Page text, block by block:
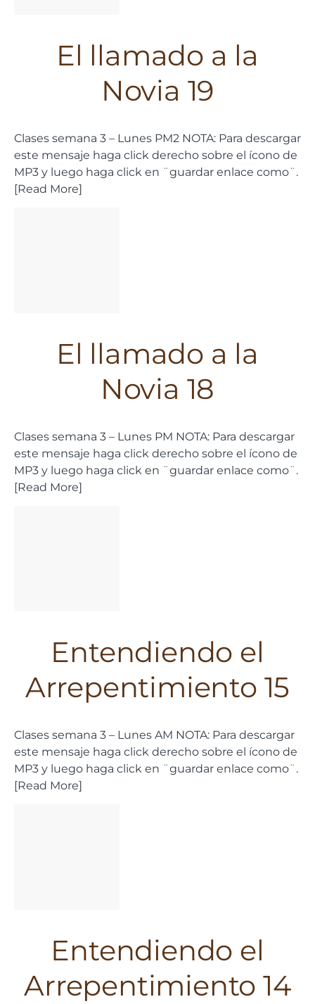
El llamado a la
Novia 19
Clases semana 3 – Lunes PM2 NOTA: Para descargar
este mensaje haga click derecho sobre el ícono de
MP3 y luego haga click en ¨guardar enlace como¨.
[Read More]
El llamado a la
Novia 18
Clases semana 3 – Lunes PM NOTA: Para descargar
este mensaje haga click derecho sobre el ícono de
MP3 y luego haga click en ¨guardar enlace como¨.
[Read More]
Entendiendo el
Arrepentimiento 15
Clases semana 3 – Lunes AM NOTA: Para descargar
este mensaje haga click derecho sobre el ícono de
MP3 y luego haga click en ¨guardar enlace como¨.
[Read More]
Entendiendo el
Arrepentimiento 14